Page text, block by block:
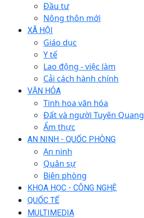
Đầu tư
Nông thôn mới
XÃ HỘI
Giáo dục
Y tế
Lao động - việc làm
Cải cách hành chính
VĂN HÓA
Tinh hoa văn hóa
Đất và người Tuyên Quang
Ẩm thực
AN NINH - QUỐC PHÒNG
An ninh
Quân sự
Biên phòng
KHOA HỌC - CÔNG NGHỆ
QUỐC TẾ
MULTIMEDIA